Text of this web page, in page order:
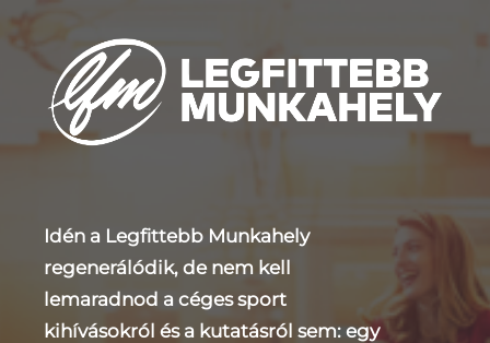
Idén a Legfittebb Munkahely
regenerálódik, de nem kell
lemaradnod a céges sport
kihívásokról és a kutatásról sem: egy